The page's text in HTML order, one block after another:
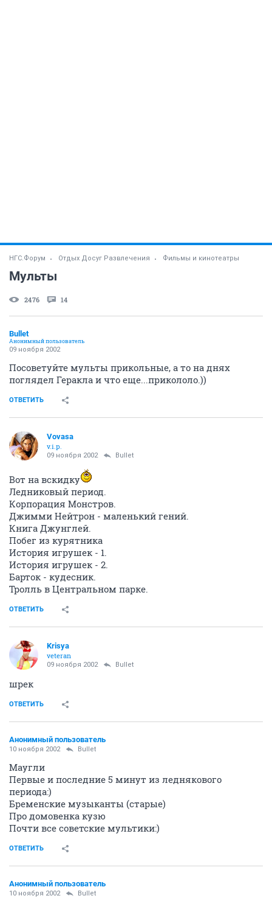
НГС.Форум Отдых Досуг Развлечения Фильмы и кинотеатры
Мульты
2476 14
Bullet
Анонимный пользователь
09 ноября 2002
Посоветуйте мульты прикольные, а то на днях
поглядел Геракла и что еще...прикололо.))
ОТВЕТИТЬ
Vovasa
v.i.p.
09 ноября 2002 Bullet
Вот на вскидку
Ледниковый период.
Корпорация Монстров.
Джимми Нейтрон - маленький гений.
Книга Джунглей.
Побег из курятника
История игрушек - 1.
История игрушек - 2.
Барток - кудесник.
Тролль в Центральном парке.
ОТВЕТИТЬ
Krisya
veteran
09 ноября 2002 Bullet
шрек
ОТВЕТИТЬ
Анонимный пользователь
10 ноября 2002 Bullet
Маугли
Первые и последние 5 минут из леднякового
периода:)
Бременские музыканты (старые)
Про домовенка кузю
Почти все советские мультики:)
ОТВЕТИТЬ
Анонимный пользователь
10 ноября 2002 Bullet